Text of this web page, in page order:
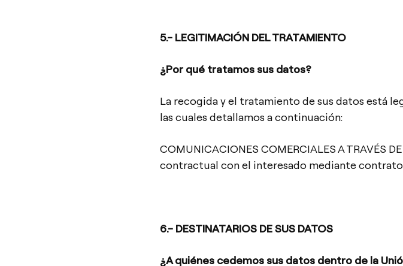
5.- LEGITIMACIÓN DEL TRATAMIENTO
¿Por qué tratamos sus datos?
La recogida y el tratamiento de sus datos está
las cuales detallamos a continuación:
COMUNICACIONES COMERCIALES A TRAVÉS
contractual con el interesado mediante
6.- DESTINATARIOS DE SUS DATOS
¿A quiénes cedemos sus datos dentro de la